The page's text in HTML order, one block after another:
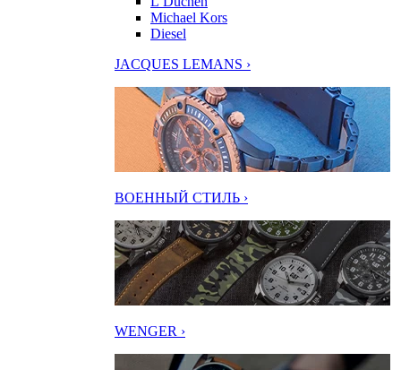
Michael Kors
Diesel
JACQUES LEMANS ›
ВОЕННЫЙ СТИЛЬ ›
WENGER ›